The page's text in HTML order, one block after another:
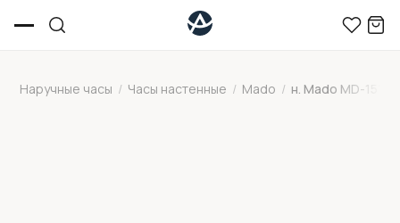
Наручные часы / Часы настенные / Mado / н. Mado MD-151-1